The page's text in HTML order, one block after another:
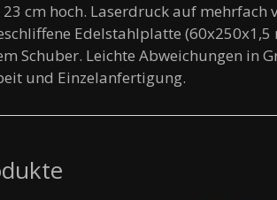
23 cm hoch. Laserdruck auf
Edelstahlplatte
Schuber. Leichte Abweichungen in
und Einzelanfertigung.